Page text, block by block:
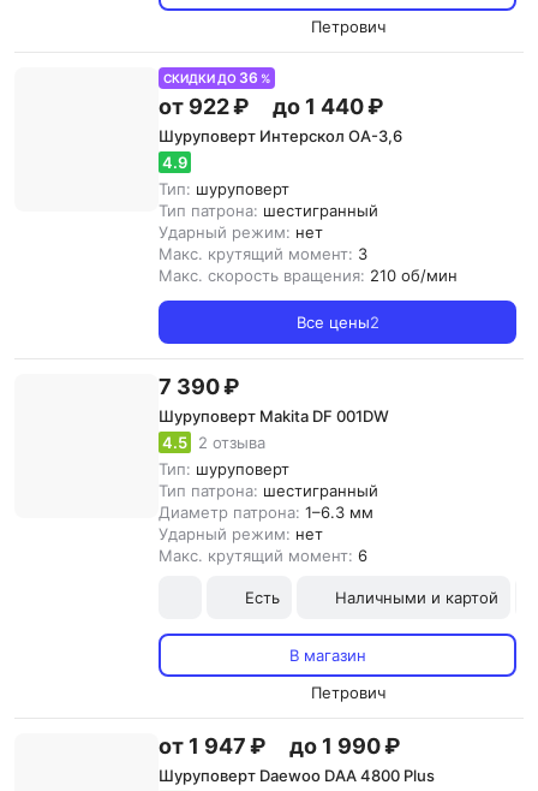
Петрович
СКИДКИ ДО 36 %
от 922 ₽ до 1 440 ₽
Шуруповерт Интерскол OA-3,6
4.9
Тип: шуруповерт
Тип патрона: шестигранный
Ударный режим: нет
Макс. крутящий момент: 3
Макс. скорость вращения: 210 об/мин
Все цены2
7 390 ₽
Шуруповерт Makita DF 001DW
4.5
2 отзыва
Тип: шуруповерт
Тип патрона: шестигранный
Диаметр патрона: 1–6.3 мм
Ударный режим: нет
Макс. крутящий момент: 6
Есть Наличными и картой
В магазин
Петрович
от 1 947 ₽ до 1 990 ₽
Шуруповерт Daewoo DAA 4800 Plus